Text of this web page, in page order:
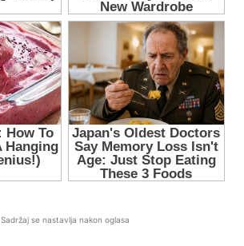
Sadržaj se nastavlja nakon oglasa